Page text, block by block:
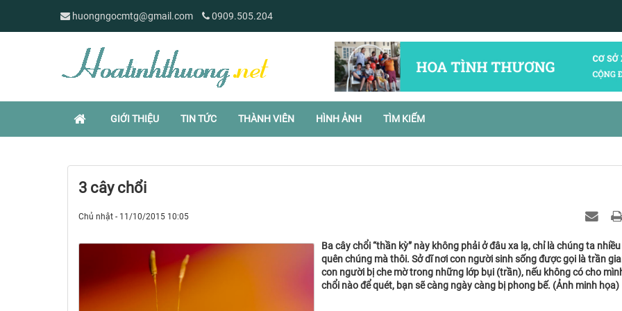
huongngocmtg@gmail.com 0909.505.204
GIỚI THIỆU TIN TỨC THÀNH VIÊN HÌNH ẢNH TÌM KIẾM
3 cây chổi
Chủ nhật - 11/10/2015 10:05
Ba cây chổi “thần kỳ” này không phải ở đâu xa lạ, chỉ là chúng ta
quên chúng mà thôi. Sở dĩ nơi con người sinh sống được gọi là trần
con người bị che mờ trong những lớp bụi (trần), nếu không có cho
chổi nào để quét, bạn sẽ càng ngày càng bị phong bế. (Ảnh minh họa)